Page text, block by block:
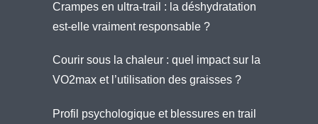
Crampes en ultra-trail : la déshydratation
est-elle vraiment responsable ?
Courir sous la chaleur : quel impact sur la
VO2max et l’utilisation des graisses ?
Profil psychologique et blessures en trail